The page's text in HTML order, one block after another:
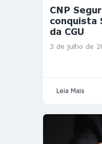
CNP
conquista
da CGU
3 de julho de
Leia Mais